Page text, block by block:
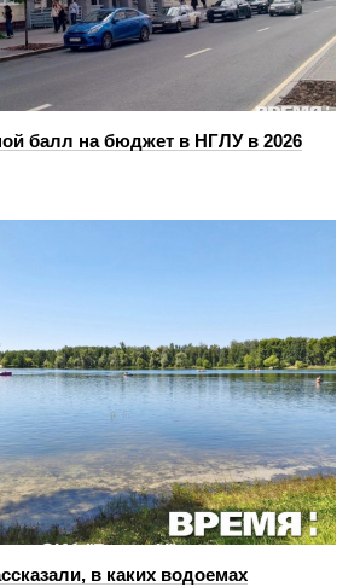
балл на бюджет в НГЛУ в 2026
в каких водоемах